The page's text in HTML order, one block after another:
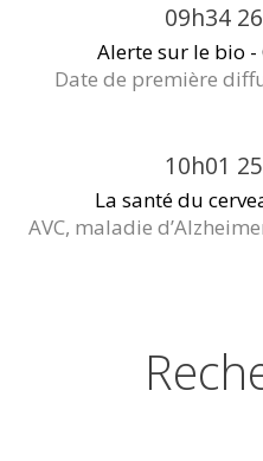
09h34 26
Alerte sur le bio
Date de première
10h01 25
La santé du
AVC, maladie